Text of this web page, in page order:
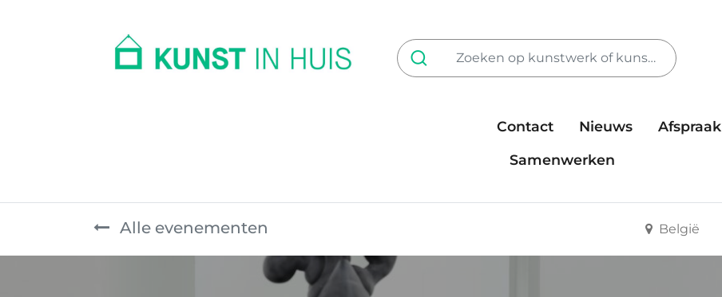
Contact Nieuws Afspraak
Samenwerken
Alle evenementen België